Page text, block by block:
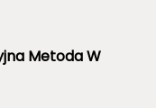
Metoda W